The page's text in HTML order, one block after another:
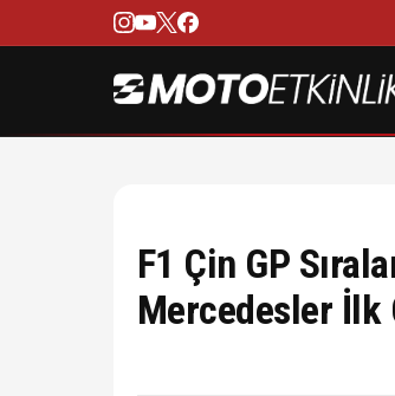
F1 Çin GP
Mercedesler İlk